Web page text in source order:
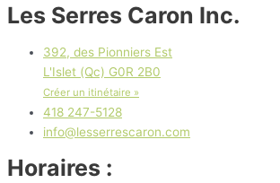
Les Serres Caron Inc.
392, des Pionniers Est
L'Islet (Qc) G0R 2B0
Créer un itinétaire »
418 247-5128
info@lesserrescaron.com
Horaires :